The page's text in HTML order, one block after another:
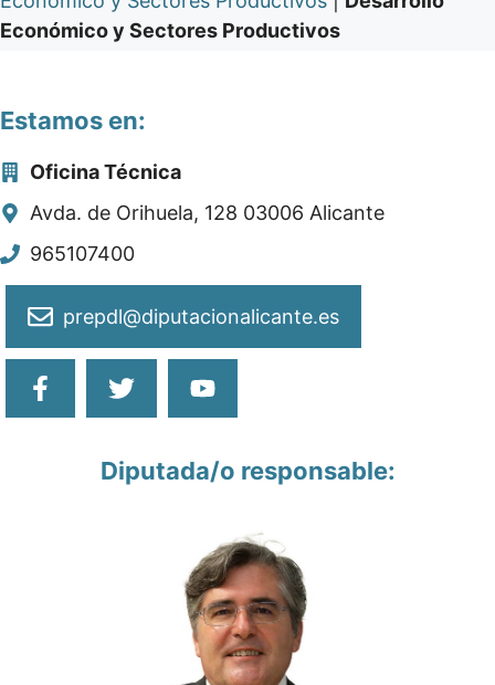
Económico y Sectores Productivos
Estamos en:
Oficina Técnica
Avda. de Orihuela, 128 03006 Alicante
965107400
prepdl@diputacionalicante.es
Diputada/o responsable: